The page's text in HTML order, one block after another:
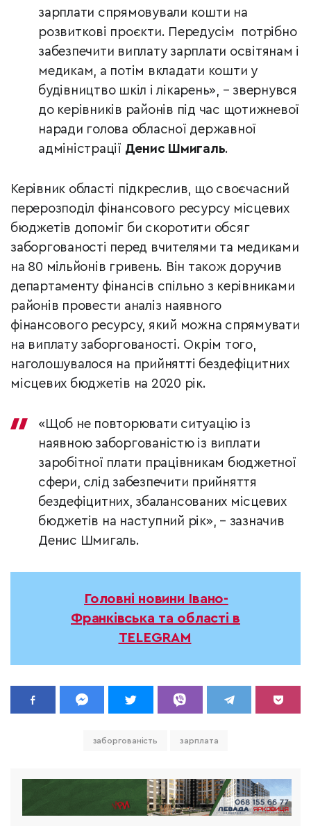
зарплати спрямовували кошти на
розвиткові проєкти. Передусім потрібно
забезпечити виплату зарплати освітянам і
медикам, а потім вкладати кошти у
будівництво шкіл і лікарень», – звернувся
до керівників районів під час щотижневої
наради голова обласної державної
адміністрації Денис Шмигаль.
Керівник області підкреслив, що своєчасний
перерозподіл фінансового ресурсу місцевих
бюджетів допоміг би скоротити обсяг
заборгованості перед вчителями та медиками
на 80 мільйонів гривень. Він також доручив
департаменту фінансів спільно з керівниками
районів провести аналіз наявного
фінансового ресурсу, який можна спрямувати
на виплату заборгованості. Окрім того,
наголошувалося на прийнятті бездефіцитних
місцевих бюджетів на 2020 рік.
«Щоб не повторювати ситуацію із
наявною заборгованістю із виплати
заробітної плати працівникам бюджетної
сфери, слід забезпечити прийняття
бездефіцитних, збалансованих місцевих
бюджетів на наступний рік», – зазначив
Денис Шмигаль.
Головні новини Івано-
Франківська та області в
TELEGRAM
заборгованість зарплата